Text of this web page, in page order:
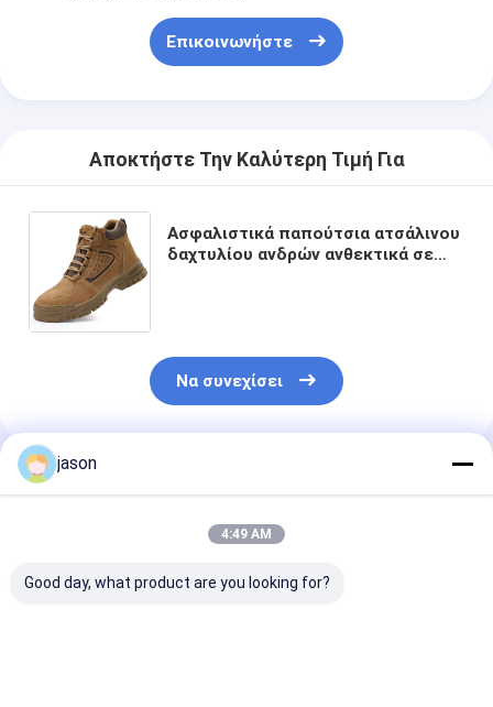
Επικοινωνήστε
Αποκτήστε Την Καλύτερη Τιμή Για
Ασφαλιστικά παπούτσια ατσάλινου
δαχτυλίου ανδρών ανθεκτικά σε
Να συνεχίσει
Συνιστώμενα Προϊόντα
jason
4:49 AM
Good day, what product are you looking for?